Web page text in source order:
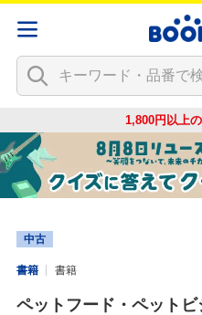
1,800円以上
中古
書籍 書籍
ペットフード・ペット